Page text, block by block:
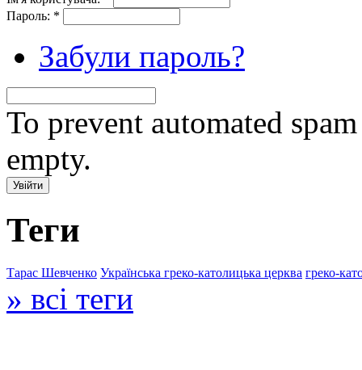
Пароль: *
Забули пароль?
To prevent automated
empty.
Теги
Тарас Шевченко Українська греко-католицька церква греко-
» всі теги